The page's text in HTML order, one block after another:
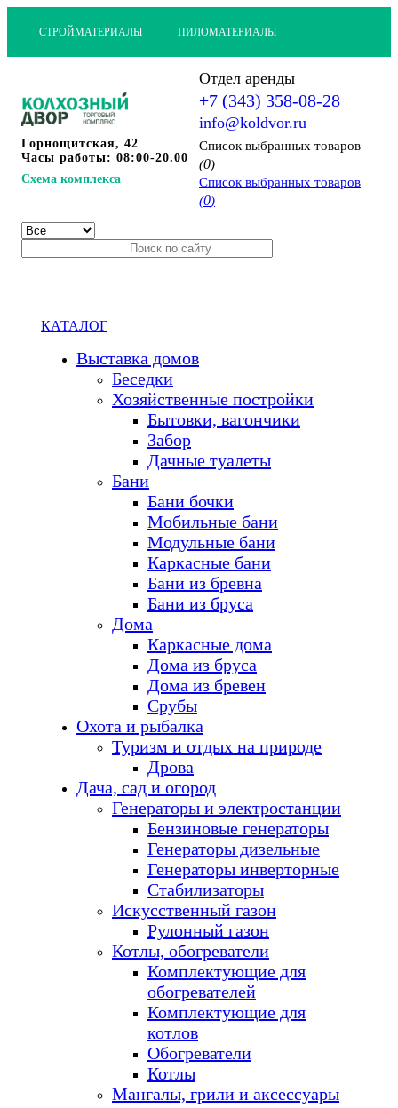
СТРОЙМАТЕРИАЛЫ ПИЛОМАТЕРИАЛЫ
Горнощитская, 42
Часы работы: 08:00-20.00
Схема комплекса
Отдел аренды
+7 (343) 358-08-28
info@koldvor.ru
Cписок выбранных товаров
(0)
Cписок выбранных товаров
(0)
КАТАЛОГ
Выставка домов
Беседки
Хозяйственные постройки
Бытовки, вагончики
Забор
Дачные туалеты
Бани
Бани бочки
Мобильные бани
Модульные бани
Каркасные бани
Бани из бревна
Бани из бруса
Дома
Каркасные дома
Дома из бруса
Дома из бревен
Срубы
Охота и рыбалка
Туризм и отдых на природе
Дрова
Дача, сад и огород
Генераторы и электростанции
Бензиновые генераторы
Генераторы дизельные
Генераторы инверторные
Стабилизаторы
Искусственный газон
Рулонный газон
Котлы, обогреватели
Комплектующие для
обогревателей
Комплектующие для
котлов
Обогреватели
Котлы
Мангалы, грили и аксессуары